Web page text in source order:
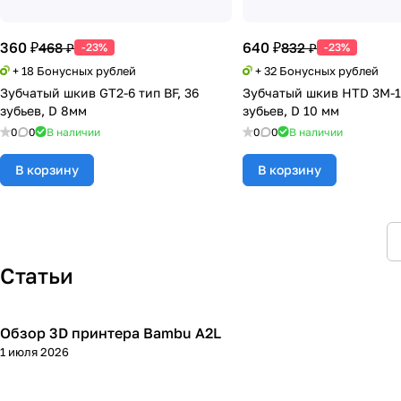
360 ₽468 ₽ -23%
+ 18 Бонусных рублей
Зубчатый шкив GT2-6 тип BF, 36
зубьев, D 8мм
0 0 В наличии
В корзину
640 ₽832 ₽ -23%
+ 32 Бонусных рублей
Зубчатый шкив HTD 3M-
зубьев, D 10 мм
0 0 В наличии
В корзину
Статьи
3D принтеры
Обзор 3D принтера Bambu A2L
1 июля 2026